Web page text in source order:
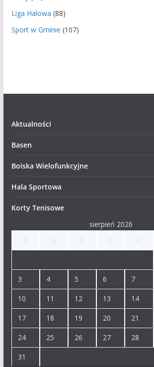
Liga Halowa (88)
Sport w Gminie (107)
Aktualności
Basen
Boiska Wielofunkcyjne
Hala Sportowa
Korty Tenisowe
sierpień 2026
3 4 5 6 7
10 11 12 13 14
17 18 19 20 21
24 25 26 27 28
31